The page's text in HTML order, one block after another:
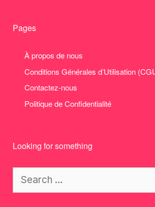
Pages
À propos de nous
Conditions Générales d’Utilisation
Contactez-nous
Politique de Confidentialité
Looking for something
for: